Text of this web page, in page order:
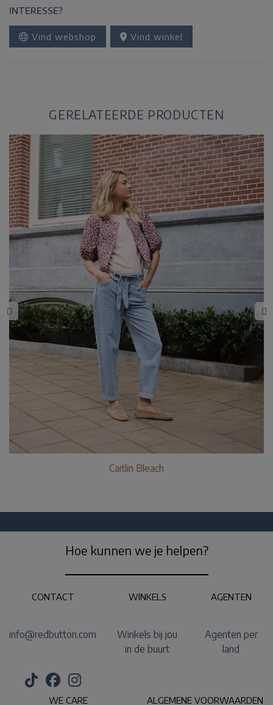
INTERESSE?
Vind webshop Vind winkel
GERELATEERDE PRODUCTEN
Caitlin Bleach
Hoe kunnen we je helpen?
CONTACT
info@redbutton.com
WINKELS
Winkels bij jou
in de buurt
AGENTEN
Agenten per
land
WE CARE ALGEMENE VOORWAARDEN